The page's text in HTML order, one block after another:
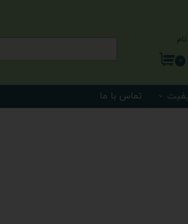
من
تماس با ما
۰